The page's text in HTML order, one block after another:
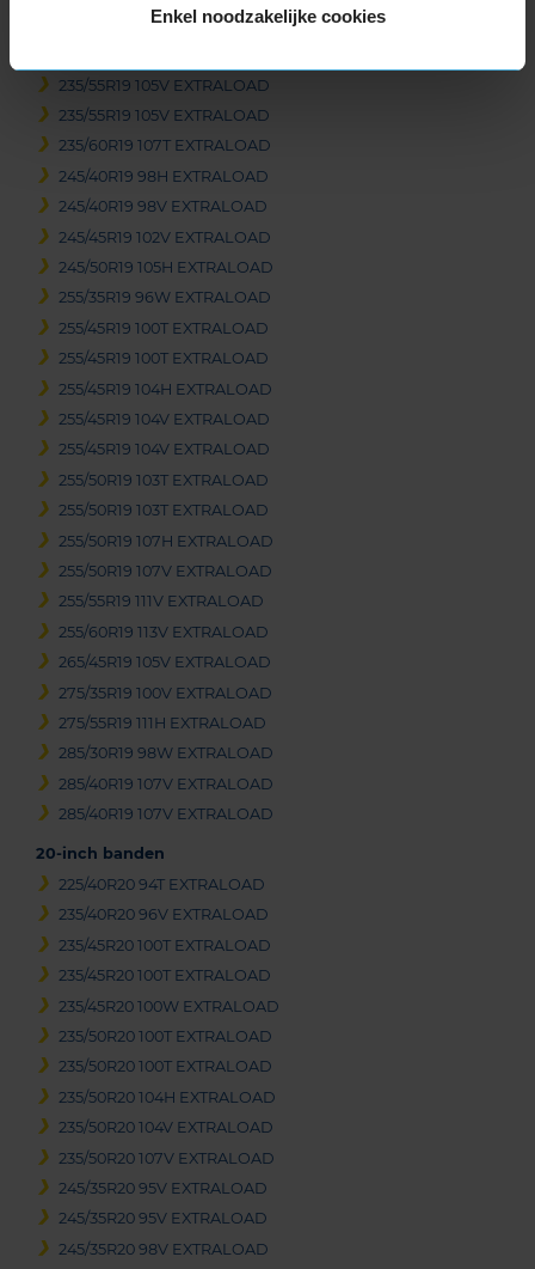
Enkel noodzakelijke cookies
235/55R19 101T EXTRALOAD
235/55R19 105V EXTRALOAD
235/55R19 105V EXTRALOAD
235/60R19 107T EXTRALOAD
245/40R19 98H EXTRALOAD
245/40R19 98V EXTRALOAD
245/45R19 102V EXTRALOAD
245/50R19 105H EXTRALOAD
255/35R19 96W EXTRALOAD
255/45R19 100T EXTRALOAD
255/45R19 100T EXTRALOAD
255/45R19 104H EXTRALOAD
255/45R19 104V EXTRALOAD
255/45R19 104V EXTRALOAD
255/50R19 103T EXTRALOAD
255/50R19 103T EXTRALOAD
255/50R19 107H EXTRALOAD
255/50R19 107V EXTRALOAD
255/55R19 111V EXTRALOAD
255/60R19 113V EXTRALOAD
265/45R19 105V EXTRALOAD
275/35R19 100V EXTRALOAD
275/55R19 111H EXTRALOAD
285/30R19 98W EXTRALOAD
285/40R19 107V EXTRALOAD
285/40R19 107V EXTRALOAD
20-inch banden
225/40R20 94T EXTRALOAD
235/40R20 96V EXTRALOAD
235/45R20 100T EXTRALOAD
235/45R20 100T EXTRALOAD
235/45R20 100W EXTRALOAD
235/50R20 100T EXTRALOAD
235/50R20 100T EXTRALOAD
235/50R20 104H EXTRALOAD
235/50R20 104V EXTRALOAD
235/50R20 107V EXTRALOAD
245/35R20 95V EXTRALOAD
245/35R20 95V EXTRALOAD
245/35R20 98V EXTRALOAD